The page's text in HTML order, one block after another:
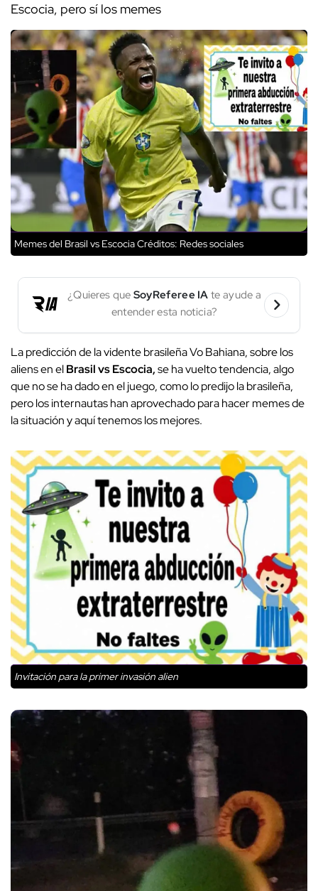
Escocia, pero sí los memes
Memes del Brasil vs EscociaCréditos: Redes sociales
¿Quieres que SoyReferee IA te ayude a
entender esta noticia?
La predicción de la vidente brasileña Vo Bahiana, sobre los
aliens en elBrasil vs Escocia,se ha vuelto tendencia, algo
que no se ha dado en el juego, como lo predijo la brasileña,
pero los internautas han aprovechado para hacer memes de
la situación y aquí tenemos los mejores.
Invitación para la primer invasión alien